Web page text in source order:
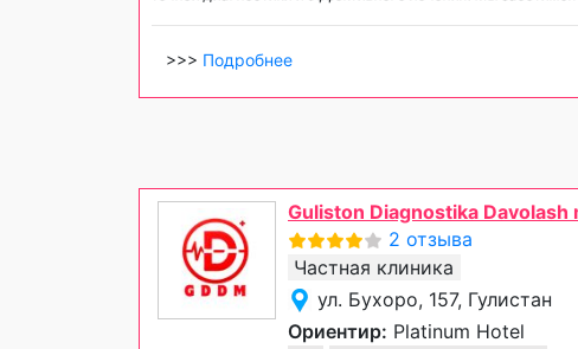
>>> Подробнее
Guliston Diagnostika Davolash
2 отзыва
Частная клиника
ул. Бухоро, 157, Гулистан
Ориентир: Platinum Hotel